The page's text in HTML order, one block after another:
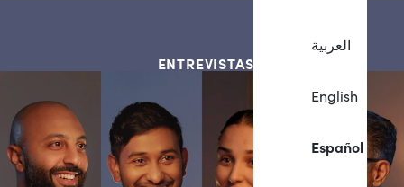
العربية
English
Español
ENTREVISTAS